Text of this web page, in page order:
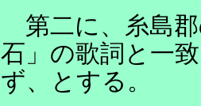
第二に、糸島郡
石」の歌詞と一
ず、とする。